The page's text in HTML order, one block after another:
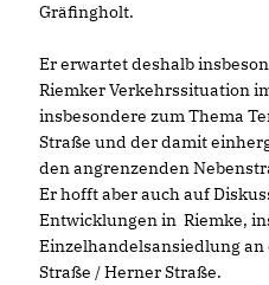
Gräfingholt.
Er erwartet deshalb
Riemker Verkehrssituation
insbesondere zum Thema
Straße und der damit
den angrenzenden
Er hofft aber auch auf
Entwicklungen in Riemke,
Einzelhandelsansiedlung
Straße / Herner Straße.